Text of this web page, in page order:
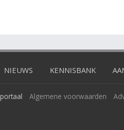
NIEUWS KENNISBANK
Algemene voorwaarden